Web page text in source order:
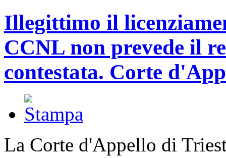
Illegittimo il
CCNL non prevede il
contestata. Corte
La Corte d'Appello di